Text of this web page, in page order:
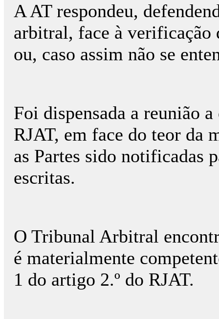
A AT respondeu,
arbitral, face à verificação
ou, caso assim não se
Foi dispensada a reunião
RJAT, em face do teor da
as Partes sido notificadas
escritas.
O Tribunal Arbitral
é materialmente
1 do artigo 2.º do RJAT.